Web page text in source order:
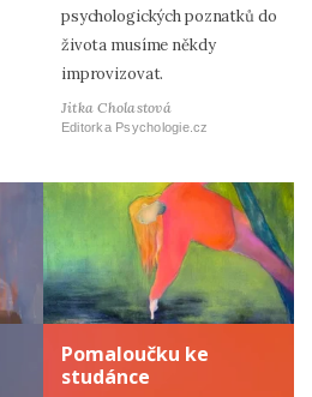
psychologických poznatků do
života musíme někdy
improvizovat.
Jitka Cholastová
Editorka Psychologie.cz
Pomaloučku ke
studánce